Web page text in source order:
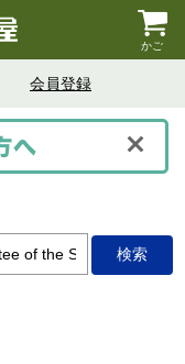
かご
会員登録